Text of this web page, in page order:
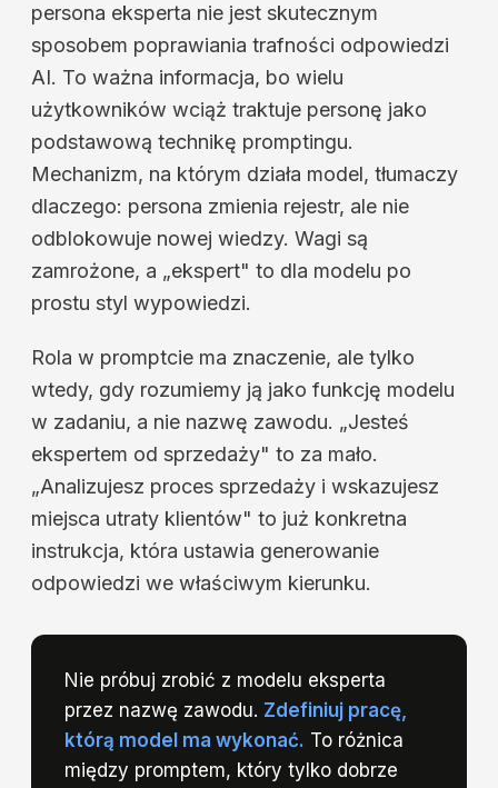
persona eksperta nie jest skutecznym
sposobem poprawiania trafności odpowiedzi
AI. To ważna informacja, bo wielu
użytkowników wciąż traktuje personę jako
podstawową technikę promptingu.
Mechanizm, na którym działa model, tłumaczy
dlaczego: persona zmienia rejestr, ale nie
odblokowuje nowej wiedzy. Wagi są
zamrożone, a „ekspert" to dla modelu po
prostu styl wypowiedzi.
Rola w promptcie ma znaczenie, ale tylko
wtedy, gdy rozumiemy ją jako funkcję modelu
w zadaniu, a nie nazwę zawodu. „Jesteś
ekspertem od sprzedaży" to za mało.
„Analizujesz proces sprzedaży i wskazujesz
miejsca utraty klientów" to już konkretna
instrukcja, która ustawia generowanie
odpowiedzi we właściwym kierunku.
Nie próbuj zrobić z modelu eksperta
przez nazwę zawodu. Zdefiniuj pracę,
którą model ma wykonać. To różnica
między promptem, który tylko dobrze